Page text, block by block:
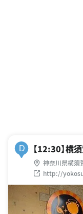
D 【12:30】横
神奈川県横須
http://